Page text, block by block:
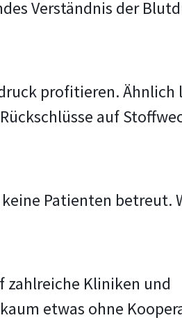
Verständnis der
profitieren. Ähnlich
auf
Patienten betreut.
zahlreiche Kliniken und
etwas ohne